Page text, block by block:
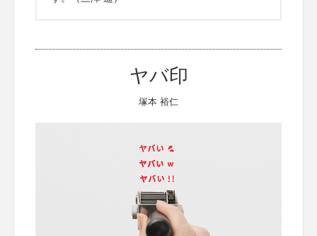
ヤバ印
塚本 裕仁